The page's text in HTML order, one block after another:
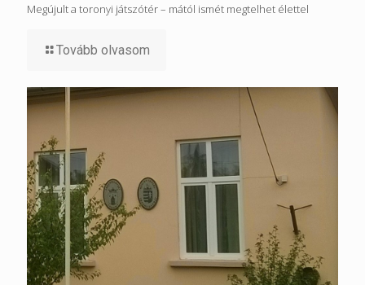
Megújult a toronyi játszótér – mától ismét megtelhet élettel
Tovább olvasom